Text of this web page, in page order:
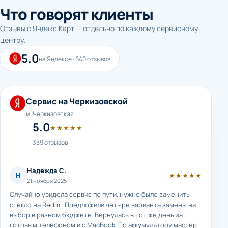
Что говорят клиенты
Отзывы с Яндекс Карт — отдельно по каждому сервисному
центру.
5.0на Яндексе · 640 отзывов
Сервис на Черкизовской
м. Черкизовская
5.0★★★★★
359 отзывов
Н Надежда С.
21 ноября 2025
★★★★★
Случайно увидела сервис по пути, нужно было заменить
стекло на Redmi. Предложили четыре варианта замены на
выбор в разном бюджете. Вернулась в тот же день за
готовым телефоном и с MacBook. По аккумулятору мастер